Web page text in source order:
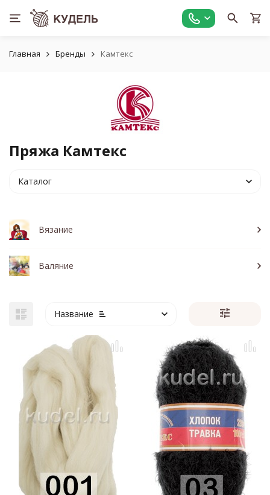
Главная Бренды Камтекс
Пряжа Камтекс
Каталог
Вязание
Валяние
Название